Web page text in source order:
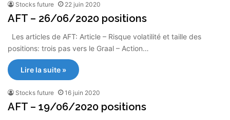
Stocks future 22 juin 2020
AFT – 26/06/2020 positions
Les articles de AFT: Article – Risque volatilité et taille des
positions: trois pas vers le Graal – Action…
Lire la suite »
Stocks future 16 juin 2020
AFT – 19/06/2020 positions